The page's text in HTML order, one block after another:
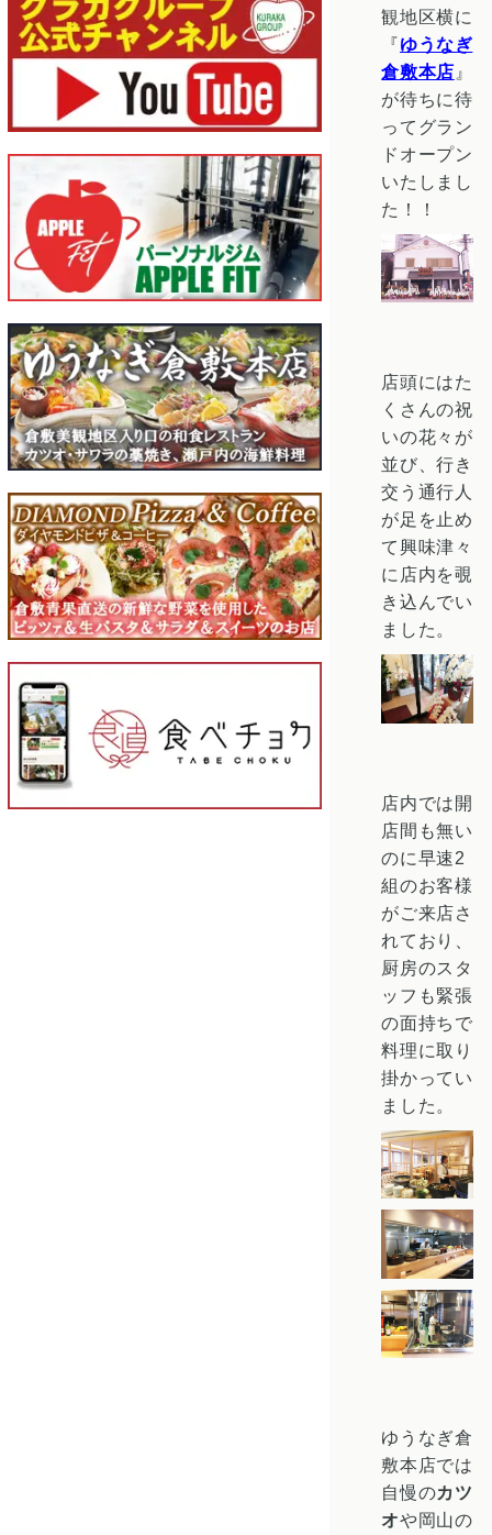
観地区横に
『ゆうなぎ
倉敷本店 』
が待ちに待
ってグラン
ドオープン
いたしまし
た！！
店頭にはた
くさんの祝
いの花々が
並び、行き
交う通行人
が足を止め
て興味津々
に店内を覗
き込んでい
ました。
店内では開
店間も無い
のに早速2
組のお客様
がご来店さ
れており、
厨房のスタ
ッフも緊張
の面持ちで
料理に取り
掛かってい
ました。
ゆうなぎ倉
敷本店では
自慢のカツ
オや岡山の